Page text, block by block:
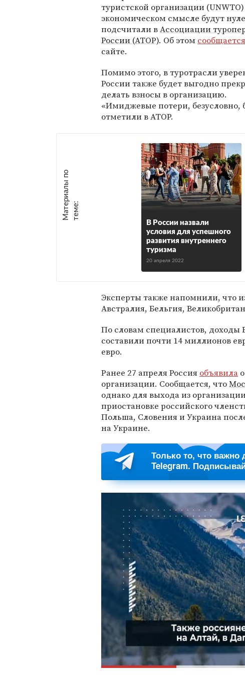
туристской организации
экономическом смысле будут
подсчитали вАссоциации
России (АТОР). Об этом сообщается
сайте.
Помимо этого, в туротрасли
России также будет выгодно
делать взносы в организацию.
«Имиджевые потери, безусловно,
отметили в АТОР.
М
а
т е
р
и
а
л
ы
п
о
т
е
м
е :
В России назвали
условия для успешного
развития внутреннего
туризма
20 апреля 2022
Эксперты также напомнили, что
Австралия, Бельгия,
По словам специалистов, доходы
составили почти 14 миллионов
евро.
Ранее 27 апреля Россия объявила
организации. Сообщается, что
однако для выхода из
приостановке российского
Польша, Словения и Украина
на Украине.
Только то, что
Telegram.